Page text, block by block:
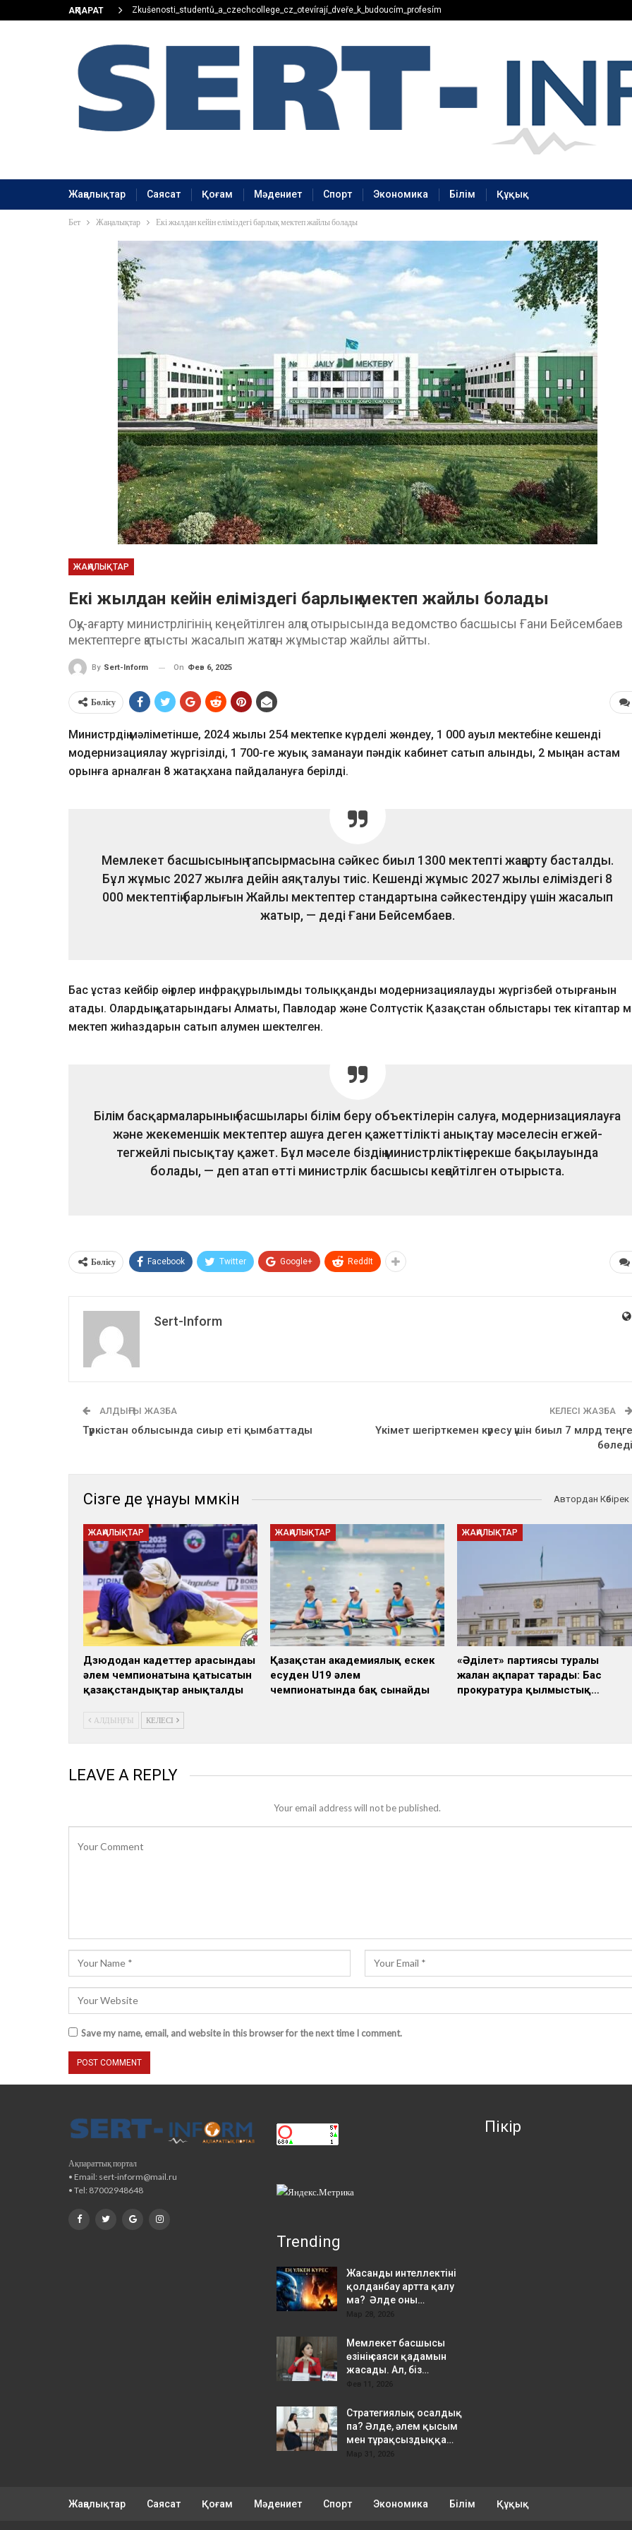
АҚПАРАТ Zkušenosti_studentů_a_czechcollege_cz_otevírají_dveře_k_budoucím_profesím
Жаңалықтар Саясат Қоғам Мәдениет Спорт Экономика Білім Құқық
Бет Жаңалықтар Екі жылдан кейін еліміздегі барлық мектеп жайлы болады
ЖАҢАЛЫҚТАР
Екі жылдан кейін еліміздегі барлық мектеп жайлы болады
Оқу-ағарту министрлігінің кеңейтілген алқа отырысында ведомство басшысы Ғани Бейсембаев
мектептерге қатысты жасалып жатқан жұмыстар жайлы айтты.
By Sert-Inform On Фев 6, 2025
Бөлісу
Министрдің мәліметінше, 2024 жылы 254 мектепке күрделі жөндеу, 1 000 ауыл мектебіне кешенді
модернизациялау жүргізілді, 1 700-ге жуық заманауи пәндік кабинет сатып алынды, 2 мыңнан астам
орынға арналған 8 жатақхана пайдалануға берілді.
Мемлекет басшысының тапсырмасына сәйкес биыл 1300 мектепті жаңарту басталды.
Бұл жұмыс 2027 жылға дейін аяқталуы тиіс. Кешенді жұмыс 2027 жылы еліміздегі 8
000 мектептің барлығын Жайлы мектептер стандартына сәйкестендіру үшін жасалып
жатыр, — деді Ғани Бейсембаев.
Бас ұстаз кейбір өңірлер инфрақұрылымды толыққанды модернизациялауды жүргізбей отырғанын
атады. Олардың қатарындағы Алматы, Павлодар және Солтүстік Қазақстан облыстары тек кітаптар
мектеп жиһаздарын сатып алумен шектелген.
Білім басқармаларының басшылары білім беру объектілерін салуға, модернизациялауға
және жекеменшік мектептер ашуға деген қажеттілікті анықтау мәселесін егжей-
тегжейлі пысықтау қажет. Бұл мәселе біздің министрліктің ерекше бақылауында
болады, — деп атап өтті министрлік басшысы кеңейтілген отырыста.
Бөлісу Facebook Twitter Google+ ReddIt
Sert-Inform
АЛДЫҢҒЫ ЖАЗБА
Түркістан облысында сиыр еті қымбаттады
КЕЛЕСІ ЖАЗБА
Үкімет шегірткемен күресу үшін биыл 7 млрд теңге
бөледі
Сізге де ұнауы мүмкін Автордан Көбірек
ЖАҢАЛЫҚТАР
Дзюдодан кадеттер арасындағы
әлем чемпионатына қатысатын
қазақстандықтар анықталды
ЖАҢАЛЫҚТАР
Қазақстан академиялық ескек
есуден U19 әлем
чемпионатында бақ сынайды
ЖАҢАЛЫҚТАР
«Әділет» партиясы туралы
жалған ақпарат тарады: Бас
прокуратура қылмыстық…
АЛДЫҢҒЫ КЕЛЕСІ
LEAVE A REPLY
Your email address will not be published.
Save my name, email, and website in this browser for the next time I comment.
Ақпараттық портал
• Email: sert-inform@mail.ru
• Tel: 87002948648
Trending
Жасанды интеллектіні
қолданбау артта қалу
ма? Әлде оны…
Мар 28, 2026
Мемлекет басшысы
өзінің саяси қадамын
жасады. Ал, біз…
Фев 11, 2026
Стратегиялық осалдық
па? Әлде, әлем қысым
мен тұрақсыздыққа…
Мар 31, 2026
Пікір
Жаңалықтар Саясат Қоғам Мәдениет Спорт Экономика Білім Құқық